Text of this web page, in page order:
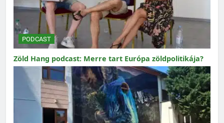
PODCAST
Zöld Hang podcast: Merre tart Európa zöldpolitikája?